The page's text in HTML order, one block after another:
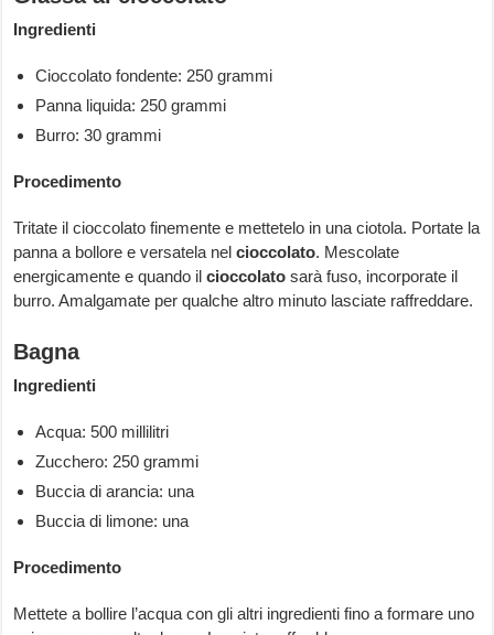
Ingredienti
Cioccolato fondente: 250 grammi
Panna liquida: 250 grammi
Burro: 30 grammi
Procedimento
Tritate il cioccolato finemente e mettetelo in una ciotola. Portate la
panna a bollore e versatela nelcioccolato. Mescolate
energicamente e quando ilcioccolato sarà fuso, incorporate il
burro. Amalgamate per qualche altro minuto lasciate raffreddare.
Bagna
Ingredienti
Acqua: 500 millilitri
Zucchero: 250 grammi
Buccia di arancia: una
Buccia di limone: una
Procedimento
Mettete a bollire l’acqua con gli altri ingredienti fino a formare uno